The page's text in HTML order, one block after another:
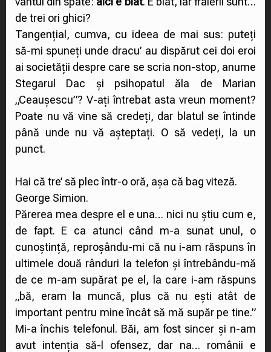
de trei ori ghici?
Tangențial, cumva, cu ideea de mai sus: puteți
să-mi spuneți unde dracu’ au dispărut cei doi eroi
ai societății despre care se scria non-stop, anume
Stegarul Dac și psihopatul ăla de Marian
„Ceaușescu”? V-ați întrebat asta vreun moment?
Poate nu vă vine să credeți, dar blatul se întinde
până unde nu vă așteptați. O să vedeți, la un
punct.
Hai că tre’ să plec într-o oră, așa că bag viteză.
George Simion.
Părerea mea despre el e una… nici nu știu cum e,
de fapt. E ca atunci când m-a sunat unul, o
cunoștință, reproșându-mi că nu i-am răspuns în
ultimele două rânduri la telefon și întrebându-mă
de ce m-am supărat pe el, la care i-am răspuns
„bă, eram la muncă, plus că nu ești atât de
important pentru mine încât să mă supăr pe tine.”
Mi-a închis telefonul. Băi, am fost sincer și n-am
avut intenția să-l ofensez, dar na… românii e